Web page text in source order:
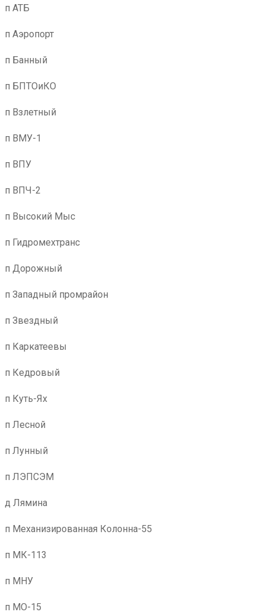
п АТБ
п Аэропорт
п Банный
п БПТОиКО
п Взлетный
п ВМУ-1
п ВПУ
п ВПЧ-2
п Высокий Мыс
п Гидромехтранс
п Дорожный
п Западный промрайон
п Звездный
п Каркатеевы
п Кедровый
п Куть-Ях
п Лесной
п Лунный
п ЛЭПСЭМ
д Лямина
п Механизированная Колонна-55
п МК-113
п МНУ
п МО-15